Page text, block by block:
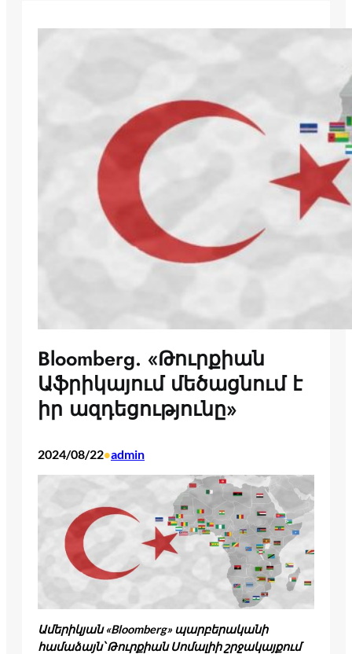
Bloomberg. «Թուրքիան
Աֆրիկայում մեծացնում է
իր ազդեցությունը»
2024/08/22•admin
Ամերիկյան «Bloomberg» պարբերականի
համաձայն՝ Թուրքիան Սոմալիի շրջակայքում